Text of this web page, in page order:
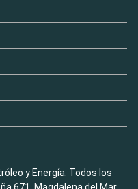
y Energía. Todos los